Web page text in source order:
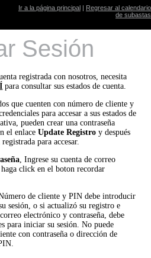
Ir a la página principal | Regresar al calendario
de subastas
Sesión
registrada con nosotros, necesita
para consultar sus estados de cuenta.
que cuenten con número de cliente y
para accesar a sus estados de
pueden crear una contraseña
el enlaceUpdate Registro y después
para accesar.
, Ingrese su cuenta de correo
click en el boton recordar
de cliente y PIN debe introducir
sesión, o si actualizó su registro e
electrónico y contraseña, debe
para iniciar su sesión. No puede
con contraseña o dirección de